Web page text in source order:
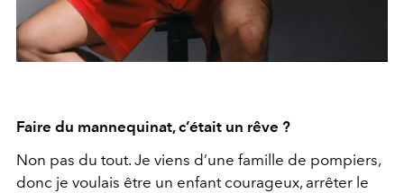
Faire du mannequinat, c’était un rêve ?
Non pas du tout. Je viens d’une famille de pompiers,
donc je voulais être un enfant courageux, arrêter le